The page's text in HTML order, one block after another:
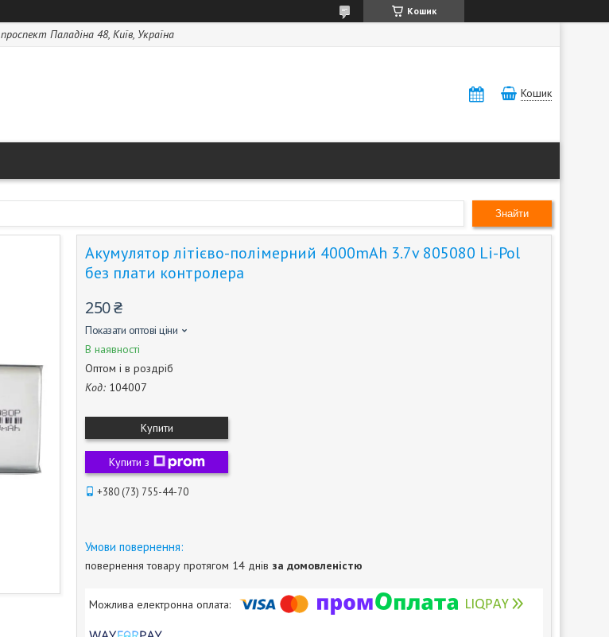
Кошик
проспект Паладіна 48, Київ, Україна
Кошик
Знайти
Акумулятор літієво-полімерний 4000mAh 3.7v 805080 Li-Pol
без плати контролера
250 ₴
Показати оптові ціни
В наявності
Оптом і в роздріб
Код: 104007
Купити
Купити з
+380 (73) 755-44-70
повернення товару протягом 14 днів за домовленістю